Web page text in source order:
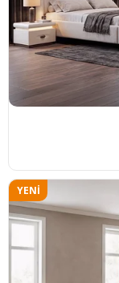
YENI
ÜRÜN